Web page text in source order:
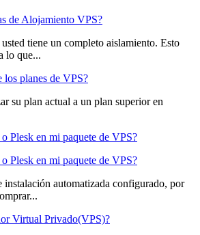
de Alojamiento VPS?
tiene un completo aislamiento. Esto
lo que...
los planes de VPS?
su plan actual a un plan superior en
Plesk en mi paquete de VPS?
Plesk en mi paquete de VPS?
instalación automatizada configurado, por
Virtual Privado(VPS)?